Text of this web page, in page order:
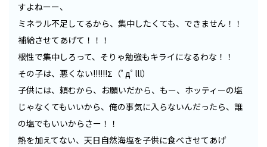
すよねーー、
ミネラル不足してるから、集中したくても、できません！！
補給させてあげて！！！
根性で集中しろって、そりゃ勉強もキライになるわな！！
その子は、悪くない!!!!!!Σ（ﾟдﾟlll）
子供には、頼むから、お願いだから、もー、ホッティーの塩
じゃなくてもいいから、俺の事気に入らないんだったら、誰
の塩でもいいからさー！！
熱を加えてない、天日自然海塩を子供に食べさせてあげ